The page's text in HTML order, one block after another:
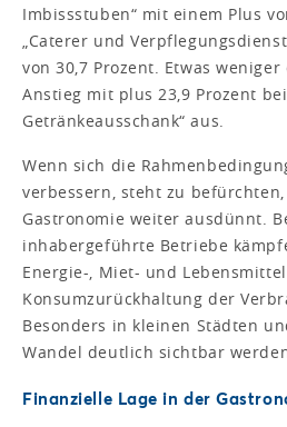
Imbissstuben“ mit einem Plus
„Caterer und
von 30,7 Prozent. Etwas
Anstieg mit plus 23,9 Prozent
Getränkeausschank“ aus.
Wenn sich die
verbessern, steht zu
Gastronomie weiter ausdünnt.
inhabergeführte Betriebe
Energie-, Miet- und
Konsumzurückhaltung der
Besonders in kleinen Städten
Wandel deutlich sichtbar
Finanzielle Lage in der